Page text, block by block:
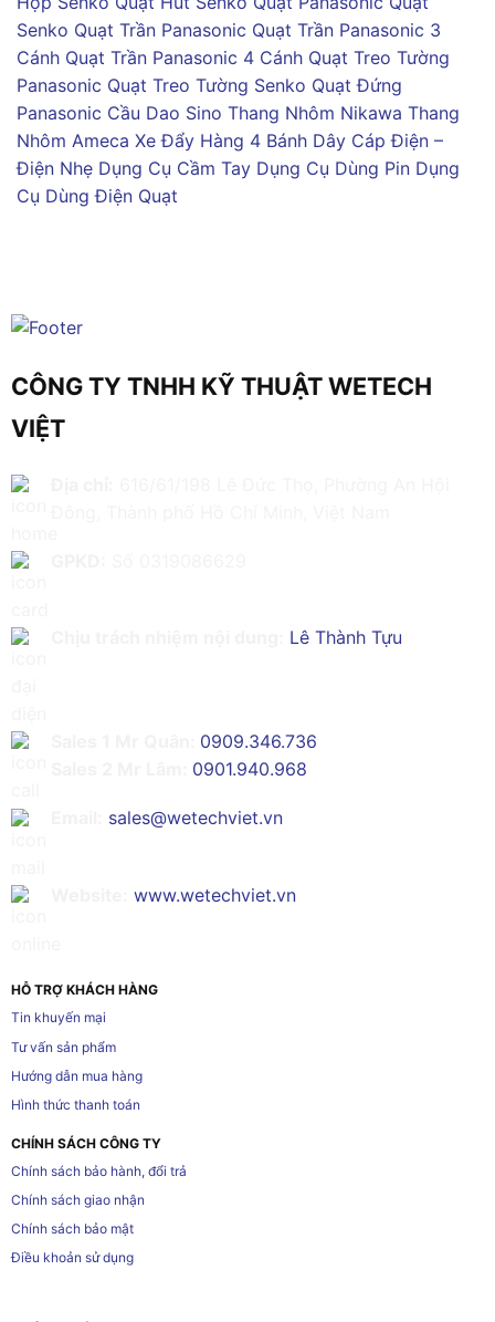
Senko Quạt Trần Panasonic Quạt Trần Panasonic 3
Cánh Quạt Trần Panasonic 4 Cánh Quạt Treo Tường
Panasonic Quạt Treo Tường Senko Quạt Đứng
Panasonic Cầu Dao Sino Thang Nhôm Nikawa Thang
Nhôm Ameca Xe Đẩy Hàng 4 Bánh Dây Cáp Điện –
Điện Nhẹ Dụng Cụ Cầm Tay Dụng Cụ Dùng Pin Dụng
Cụ Dùng Điện Quạt
CÔNG TY TNHH KỸ THUẬT WETECH
VIỆT
Lê Thành Tựu
0909.346.736
0901.940.968
sales@wetechviet.vn
www.wetechviet.vn
HỖ TRỢ KHÁCH HÀNG
Tin khuyến mại
Tư vấn sản phẩm
Hướng dẫn mua hàng
Hình thức thanh toán
CHÍNH SÁCH CÔNG TY
Chính sách bảo hành, đổi trả
Chính sách giao nhận
Chính sách bảo mật
Điều khoản sử dụng